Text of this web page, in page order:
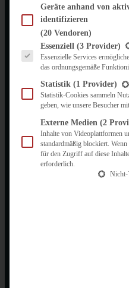
Geräte anhand von
identifizieren
(20 Vendoren)
Es folgt eine Liste der Service-
Essenziell (3 Provider)
Essenzielle Services
das ordnungsgemäße
Statistik (1 Provider)
Statistik-Cookies sammeln
geben, wie unsere Besucher
Externe Medien (2
Inhalte von Videoplattformen
standardmäßig blockiert.
für den Zugriff auf diese
erforderlich.
Nicht-